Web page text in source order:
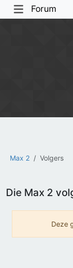
Forum
Max 2 Volgers
Die Max 2
Deze